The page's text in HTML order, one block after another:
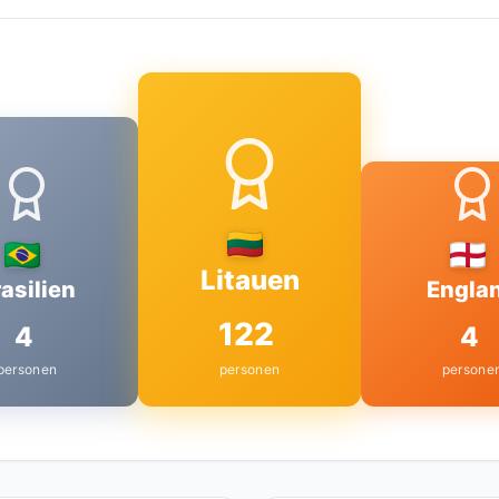
4
Litauen
122
personen
4